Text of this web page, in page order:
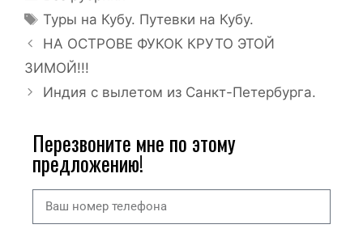
Туры на Кубу. Путевки на Кубу.
НА ОСТРОВЕ ФУКОК КРУТО ЭТОЙ
ЗИМОЙ!!!
Индия с вылетом из Санкт-Петербурга.
Перезвоните мне по этому
предложению!